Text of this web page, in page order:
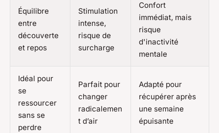
Équilibre
entre
découverte
et repos
Stimulation
intense,
risque de
surcharge
Confort
immédiat, mais
risque
d'inactivité
mentale
Idéal pour
se
ressourcer
sans se
perdre
Parfait pour
changer
radicalemen
t d’air
Adapté pour
récupérer après
une semaine
épuisante